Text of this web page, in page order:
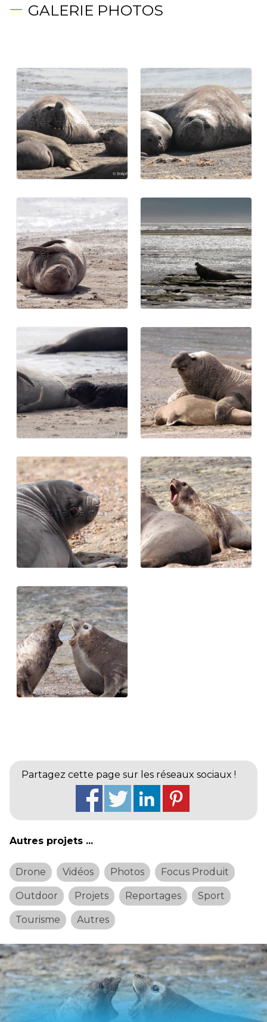
GALERIE PHOTOS
Partagez cette page sur les réseaux sociaux !
Autres projets ...
Drone Vidéos Photos Focus Produit
Outdoor Projets Reportages Sport
Tourisme Autres